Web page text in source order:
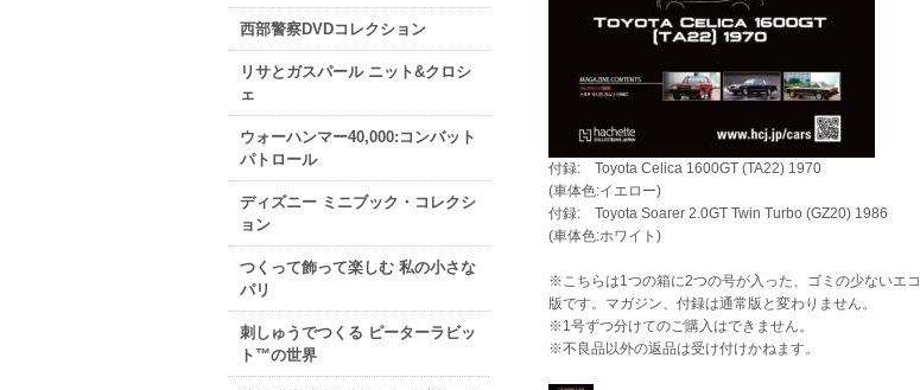
西部警察DVDコレクション
リサとガスパール ニット&クロシ
ェ
ウォーハンマー40,000:コンバット
パトロール
ディズニー ミニブック・コレクシ
ョン
つくって飾って楽しむ 私の小さな
パリ
刺しゅうでつくる ピーターラビッ
ト™の世界
付録: Toyota Celica 1600GT (TA22) 1970
(車体色:イエロー)
付録: Toyota Soarer 2.0GT Twin Turbo (GZ20) 1986
(車体色:ホワイト)
※こちらは1つの箱に2つの号が入った、ゴミの少ないエコ
版です。マガジン、付録は通常版と変わりません。
※1号ずつ分けてのご購入はできません。
※不良品以外の返品は受け付けかねます。